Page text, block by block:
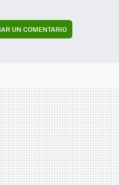
UN COMENTARIO